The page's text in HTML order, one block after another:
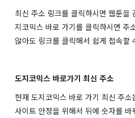
최신 주소 링크를 클릭하시면 웹툰을
지코믹스 바로 가기를 클릭하시면 주
않아도 링크를 클릭해서 쉽게 접속할
도지코믹스 바로가기 최신 주소
현재 도지코믹스 바로 가기 최신 주
사이트 안정을 위해서 뒤에 숫자를 바